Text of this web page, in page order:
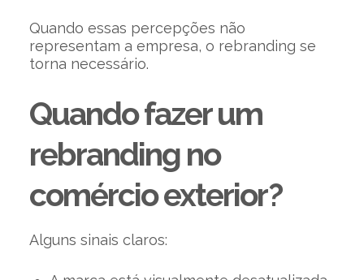
Quando essas percepções não
representam a empresa, o rebranding se
torna necessário.
Quando fazer um
rebranding no
comércio exterior?
Alguns sinais claros: